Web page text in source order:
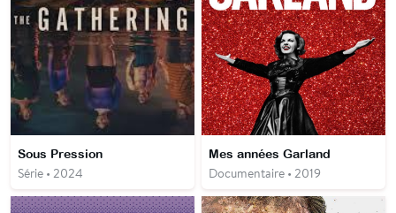
Sous Pression
Série • 2024
Mes années Garland
Documentaire • 2019